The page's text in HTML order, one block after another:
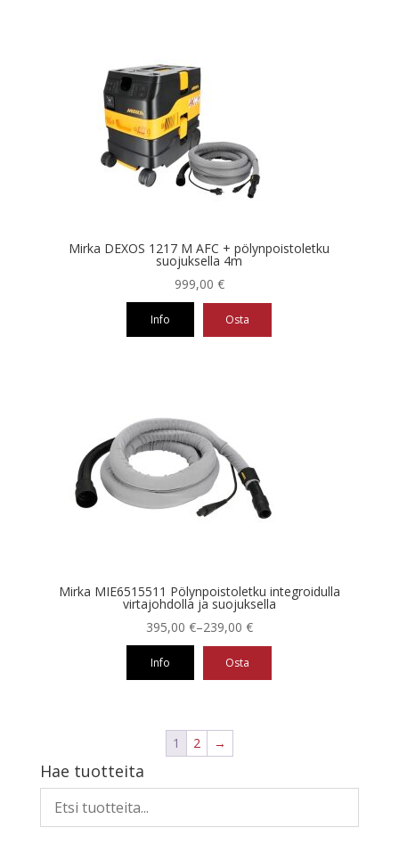
Mirka DEXOS 1217 M AFC + pölynpoistoletku
suojuksella 4m
999,00 €
Info Osta
Mirka MIE6515511 Pölynpoistoletku integroidulla
virtajohdolla ja suojuksella
239,00 €
–
395,00 €Hintaluokka:
239,00 €
Info Osta
muunnelma.
Voit
tehdä
1 2 →
Hae tuotteita